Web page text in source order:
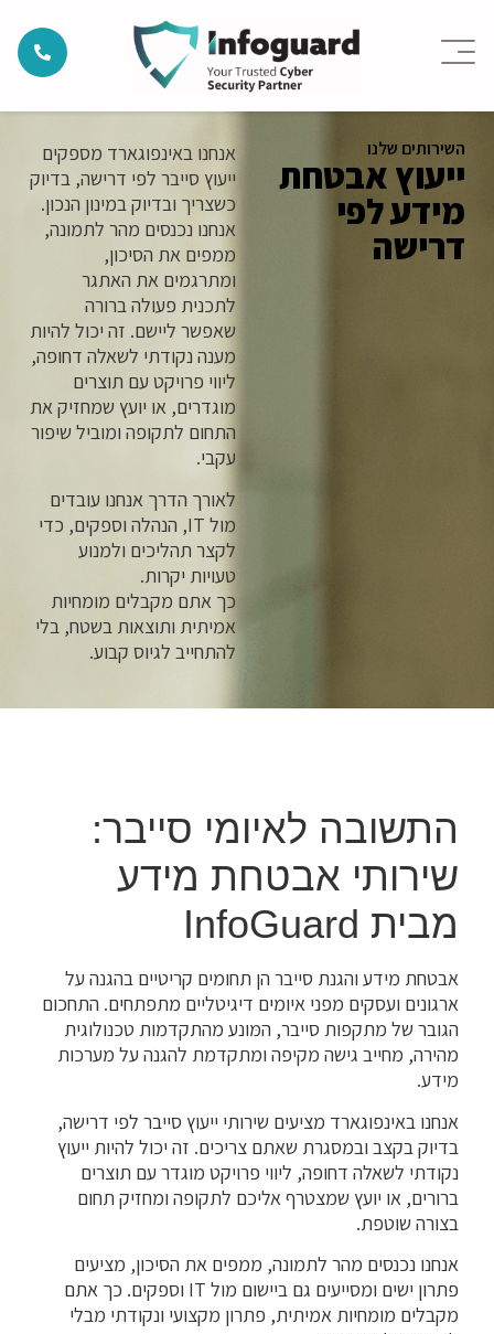
השירותים שלנו
ייעוץ אבטחת
מידע לפי
דרישה
אנחנו באינפוגארד מספקים
ייעוץ סייבר לפי דרישה, בדיוק
כשצריך ובדיוק במינון הנכון.
אנחנו נכנסים מהר לתמונה,
ממפים את הסיכון,
ומתרגמים את האתגר
לתכנית פעולה ברורה
שאפשר ליישם. זה יכול להיות
מענה נקודתי לשאלה דחופה,
ליווי פרויקט עם תוצרים
מוגדרים, או יועץ שמחזיק את
התחום לתקופה ומוביל שיפור
עקבי.
לאורך הדרך אנחנו עובדים
מול IT, הנהלה וספקים, כדי
לקצר תהליכים ולמנוע
טעויות יקרות.
כך אתם מקבלים מומחיות
אמיתית ותוצאות בשטח, בלי
להתחייב לגיוס קבוע.
התשובה לאיומי סייבר:
שירותי אבטחת מידע
מבית InfoGuard
אבטחת מידע והגנת סייבר הן תחומים קריטיים בהגנה על
ארגונים ועסקים מפני איומים דיגיטליים מתפתחים. התחכום
הגובר של מתקפות סייבר, המּונע מהתקדמות טכנולוגית
מהירה, מחייב גישה מקיפה ומתקדמת להגנה על מערכות
מידע.
אנחנו באינפוגארד מציעים שירותי ייעוץ סייבר לפי דרישה,
בדיוק בקצב ובמסגרת שאתם צריכים. זה יכול להיות ייעוץ
נקודתי לשאלה דחופה, ליווי פרויקט מוגדר עם תוצרים
ברורים, או יועץ שמצטרף אליכם לתקופה ומחזיק תחום
בצורה שוטפת.
אנחנו נכנסים מהר לתמונה, ממפים את הסיכון, מציעים
פתרון ישים ומסייעים גם ביישום מול IT וספקים. כך אתם
מקבלים מומחיות אמיתית, פתרון מקצועי ונקודתי מבלי